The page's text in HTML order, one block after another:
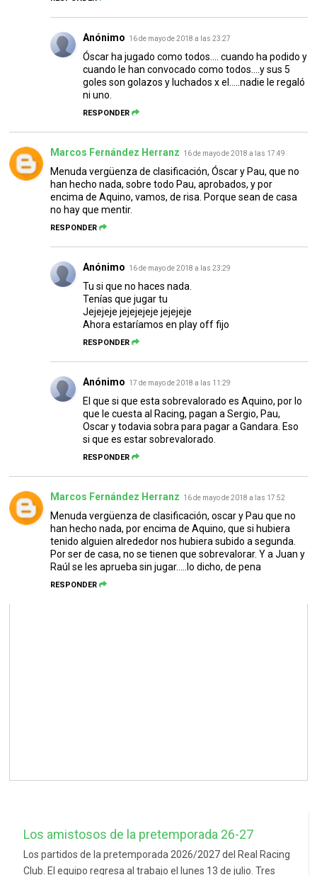
Anónimo 16 de mayo de 2018 a las 23:27
Óscar ha jugado como todos.... cuando ha podido y
cuando le han convocado como todos....y sus 5
goles son golazos y luchados x el.....nadie le regaló
ni uno.
RESPONDER
Marcos Fernández Herranz 16 de mayo de 2018 a las 17:49
Menuda vergüenza de clasificación, Óscar y Pau, que no
han hecho nada, sobre todo Pau, aprobados, y por
encima de Aquino, vamos, de risa. Porque sean de casa
no hay que mentir.
RESPONDER
Anónimo 16 de mayo de 2018 a las 23:29
Tu si que no haces nada.
Tenías que jugar tu
Jejejeje jejejejeje jejejeje
Ahora estaríamos en play off fijo
RESPONDER
Anónimo 17 de mayo de 2018 a las 11:29
El que si que esta sobrevalorado es Aquino, por lo
que le cuesta al Racing, pagan a Sergio, Pau,
Oscar y todavia sobra para pagar a Gandara. Eso
si que es estar sobrevalorado.
RESPONDER
Marcos Fernández Herranz 16 de mayo de 2018 a las 17:52
Menuda vergüenza de clasificación, oscar y Pau que no
han hecho nada, por encima de Aquino, que si hubiera
tenido alguien alrededor nos hubiera subido a segunda.
Por ser de casa, no se tienen que sobrevalorar. Y a Juan y
Raúl se les aprueba sin jugar.....lo dicho, de pena
RESPONDER
Los amistosos de la pretemporada 26-27
Los partidos de la pretemporada 2026/2027 del Real Racing
Club. El equipo regresa al trabajo el lunes 13 de julio. Tres